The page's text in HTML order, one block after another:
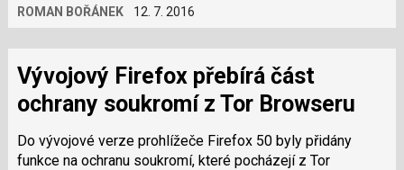
ROMAN BOŘÁNEK 12. 7. 2016
Vývojový Firefox přebírá část
ochrany soukromí z Tor Browseru
Do vývojové verze prohlížeče Firefox 50 byly přidány
funkce na ochranu soukromí, které pocházejí z Tor